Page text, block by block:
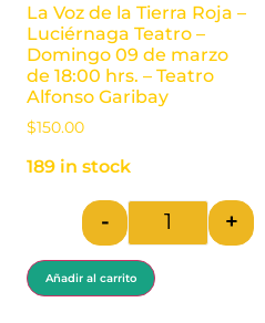
La Voz de la Tierra Roja –
Luciérnaga Teatro –
Domingo 09 de marzo
de 18:00 hrs. – Teatro
Alfonso Garibay
$150.00
189 in stock
- +
Añadir al carrito